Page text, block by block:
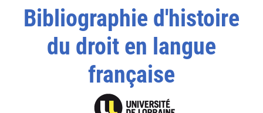
Bibliographie d'histoire
du droit en langue
française